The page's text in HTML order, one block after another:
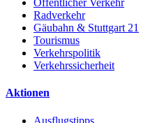
Öffentlicher Verkehr
Radverkehr
Gäubahn & Stuttgart 21
Tourismus
Verkehrspolitik
Verkehrssicherheit
Aktionen
Ausflugstipps